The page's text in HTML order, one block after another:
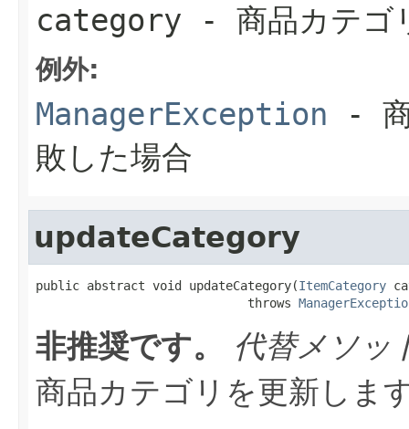
category - 商品カテゴ
例外:
ManagerException - 商
敗した場合
updateCategory
public abstract void updateCategory(ItemCategory
                             throws
非推奨です。
代替メソッ
商品カテゴリを更新しま